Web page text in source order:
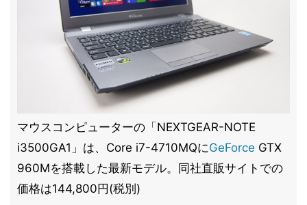
マウスコンピューターの「NEXTGEAR-NOTE
i3500GA1」は、Core i7-4710MQにGeForce GTX
960Mを搭載した最新モデル。同社直販サイトでの
価格は144,800円(税別)